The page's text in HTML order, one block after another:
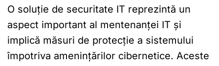
O soluție de securitate IT reprezintă un
aspect important al mentenanței IT și
implică măsuri de protecție a sistemului
împotriva amenințărilor cibernetice. Aceste